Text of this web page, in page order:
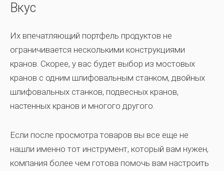
Вкус
Их впечатляющий портфель продуктов не
ограничивается несколькими конструкциями
кранов. Скорее, у вас будет выбор из мостовых
кранов с одним шлифовальным станком, двойных
шлифовальных станков, подвесных кранов,
настенных кранов и многого другого.
Если после просмотра товаров вы все еще не
нашли именно тот инструмент, который вам нужен,
компания более чем готова помочь вам настроить